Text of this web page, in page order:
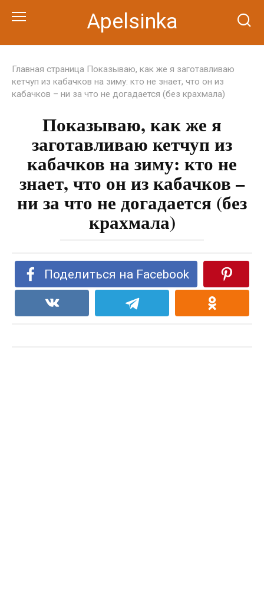
Apelsinka
Главная страница Показываю, как же я заготавливаю
кетчуп из кабачков на зиму: кто не знает, что он из
кабачков – ни за что не догадается (без крахмала)
Показываю, как же я
заготавливаю кетчуп из
кабачков на зиму: кто не
знает, что он из кабачков –
ни за что не догадается (без
крахмала)
Поделиться на Facebook